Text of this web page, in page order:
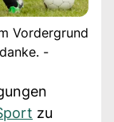
Vordergrund
-
zu